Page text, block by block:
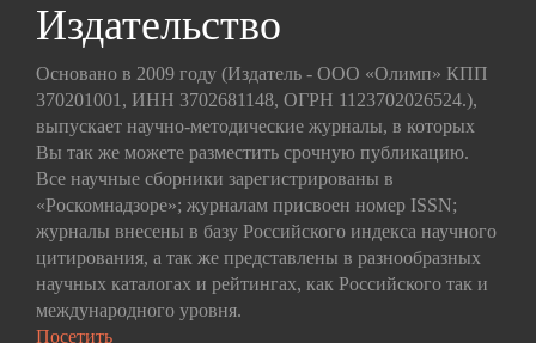
Издательство
Основано в 2009 году (Издатель - ООО «Олимп» КПП
370201001, ИНН 3702681148, ОГРН 1123702026524.),
выпускает научно-методические журналы, в которых
Вы так же можете разместить срочную публикацию.
Все научные сборники зарегистрированы в
«Роскомнадзоре»; журналам присвоен номер ISSN;
журналы внесены в базу Российского индекса научного
цитирования, а так же представлены в разнообразных
научных каталогах и рейтингах, как Российского так и
международного уровня.
Посетить